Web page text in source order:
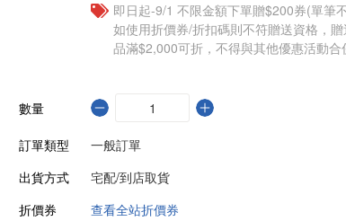
即日起-9/1 不限金額下單贈$200券(單筆
如使用折價券/折扣碼則不符贈送資格，
品滿$2,000可折，不得與其他優惠活動合
數量
訂單類型
一般訂單
出貨方式
宅配/到店取貨
折價券
查看全站折價券